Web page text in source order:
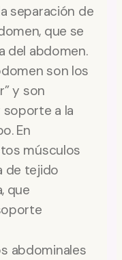
separación de
que se
del abdomen.
son los
y son
a la
En
músculos
de tejido
que
abdominales